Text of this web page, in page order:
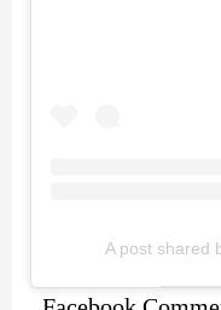
A post shared